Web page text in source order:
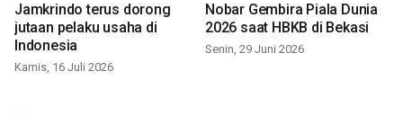
Jamkrindo terus dorong
jutaan pelaku usaha di
Indonesia
Kamis, 16 Juli 2026
Nobar Gembira Piala Dunia
2026 saat HBKB di Bekasi
Senin, 29 Juni 2026